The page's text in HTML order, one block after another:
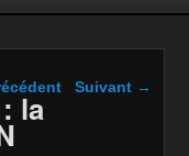
dans les
Suivant →
la